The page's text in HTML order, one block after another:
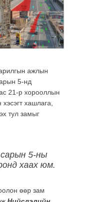
ажлын
5-нд
21-р хорооллын
хашлага,
тул замыг
сарын 5-ны
хаах юм.
өөр зам